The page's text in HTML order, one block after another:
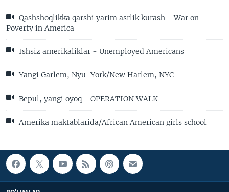
Qashshoqlikka qarshi yarim asrlik kurash - War on
Poverty in America
Ishsiz amerikaliklar - Unemployed Americans
Yangi Garlem, Nyu-York/New Harlem, NYC
Bepul, yangi oyoq - OPERATION WALK
Amerika maktablarida/African American girls school